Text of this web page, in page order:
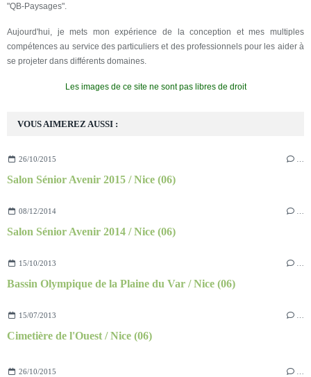
VOUS AIMEREZ AUSSI :
26/10/2015
Salon Sénior Avenir 2015 / Nice (06)
08/12/2014
Salon Sénior Avenir 2014 / Nice (06)
15/10/2013
Bassin Olympique de la Plaine du Var / Nice (06)
15/07/2013
Cimetière de l'Ouest / Nice (06)
26/10/2015
"QB-Paysages".
Aujourd'hui, je mets mon expérience de la conception et mes multiples
compétences au service des particuliers et des professionnels pour les aider à
se projeter dans différents domaines.
Les images de ce site ne sont pas libres de droit